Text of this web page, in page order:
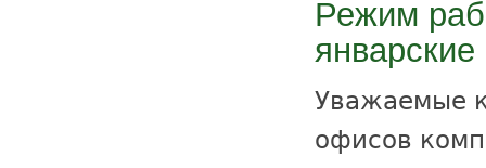
Режим
январские
Уважаемые
офисов